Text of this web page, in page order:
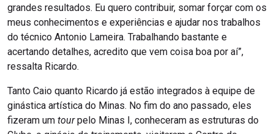
grandes resultados. Eu quero contribuir, somar forçar com os
meus conhecimentos e experiências e ajudar nos trabalhos
do técnico Antonio Lameira. Trabalhando bastante e
acertando detalhes, acredito que vem coisa boa por aí”,
ressalta Ricardo.
Tanto Caio quanto Ricardo já estão integrados à equipe de
ginástica artística do Minas. No fim do ano passado, eles
fizeram um tourpelo Minas I, conheceram as estruturas do